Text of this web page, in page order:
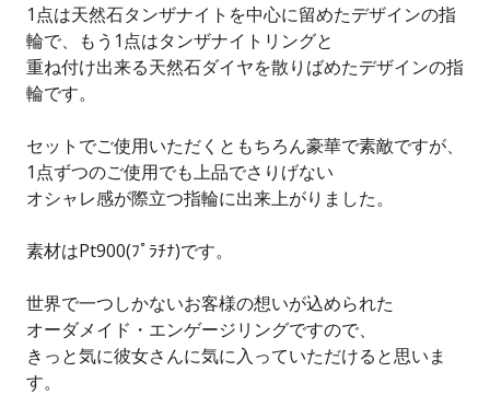
1点は天然石タンザナイトを中心に留めたデザインの指
輪で、もう1点はタンザナイトリングと
重ね付け出来る天然石ダイヤを散りばめたデザインの指
輪です。
セットでご使用いただくともちろん豪華で素敵ですが、
1点ずつのご使用でも上品でさりげない
オシャレ感が際立つ指輪に出来上がりました。
素材はPt900(ﾌﾟﾗﾁﾅ)です。
世界で一つしかないお客様の想いが込められた
オーダメイド・エンゲージリングですので、
きっと気に彼女さんに気に入っていただけると思いま
す。